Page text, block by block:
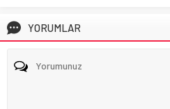
YORUMLAR